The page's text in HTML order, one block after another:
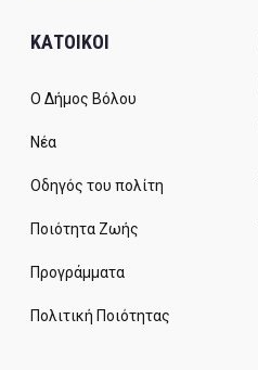
ΚΑΤΟΙΚΟΙ
Ο Δήμος Βόλου
Νέα
Οδηγός του πολίτη
Ποιότητα Ζωής
Προγράμματα
Πολιτική Ποιότητας